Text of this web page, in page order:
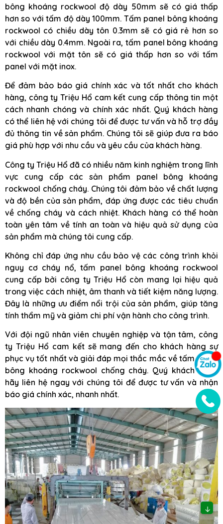
bông khoáng rockwool độ dày 50mm sẽ có giá thấp
hơn so với tấm độ dày 100mm. Tấm panel bông khoáng
rockwool có chiều dày tôn 0.3mm sẽ có giá rẻ hơn so
với chiều dày 0.4mm. Ngoài ra, tấm panel bông khoáng
rockwool với mặt tôn sẽ có giá thấp hơn so với tấm
panel với mặt inox.
Để đảm bảo báo giá chính xác và tốt nhất cho khách
hàng, công ty Triệu Hổ cam kết cung cấp thông tin một
cách nhanh chóng và chính xác nhất. Quý khách hàng
có thể liên hệ với chúng tôi để được tư vấn và hỗ trợ đầy
đủ thông tin về sản phẩm. Chúng tôi sẽ giúp đưa ra báo
giá phù hợp với nhu cầu và yêu cầu của khách hàng.
Công ty Triệu Hổ đã có nhiều năm kinh nghiệm trong lĩnh
vực cung cấp các sản phẩm panel bông khoáng
rockwool chống cháy. Chúng tôi đảm bảo về chất lượng
và độ bền của sản phẩm, đáp ứng được các tiêu chuẩn
về chống cháy và cách nhiệt. Khách hàng có thể hoàn
toàn yên tâm về tính an toàn và hiệu quả sử dụng của
sản phẩm mà chúng tôi cung cấp.
Không chỉ đáp ứng nhu cầu bảo vệ các công trình khỏi
nguy cơ cháy nổ, tấm panel bông khoáng rockwool
cung cấp bởi công ty Triệu Hổ còn mang lại hiệu quả
trong việc cách nhiệt, âm thanh và tiết kiệm năng lượng.
Đây là những ưu điểm nổi trội của sản phẩm, giúp tăng
tính thẩm mỹ và giảm chi phí vận hành cho công trình.
Với đội ngũ nhân viên chuyên nghiệp và tận tâm, công
ty Triệu Hổ cam kết sẽ mang đến cho khách hàng sự
phục vụ tốt nhất và giải đáp mọi thắc mắc về tấm panel
bông khoáng rockwool chống cháy. Quý khách hàng
hãy liên hệ ngay với chúng tôi để được tư vấn và nhận
báo giá chính xác, nhanh nhất.
↓